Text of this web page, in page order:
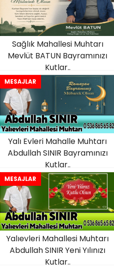
Sağlık Mahallesi Muhtarı
Mevlüt BATUN Bayramınızı
Kutlar..
MESAJLAR
Yalı Evleri Mahalle Muhtarı
Abdullah SINIR Bayramınızı
Kutlar..
MESAJLAR
Yalıevleri Mahallesi Muhtarı
Abdullah SINIR Yeni Yılınızı
Kutlar..